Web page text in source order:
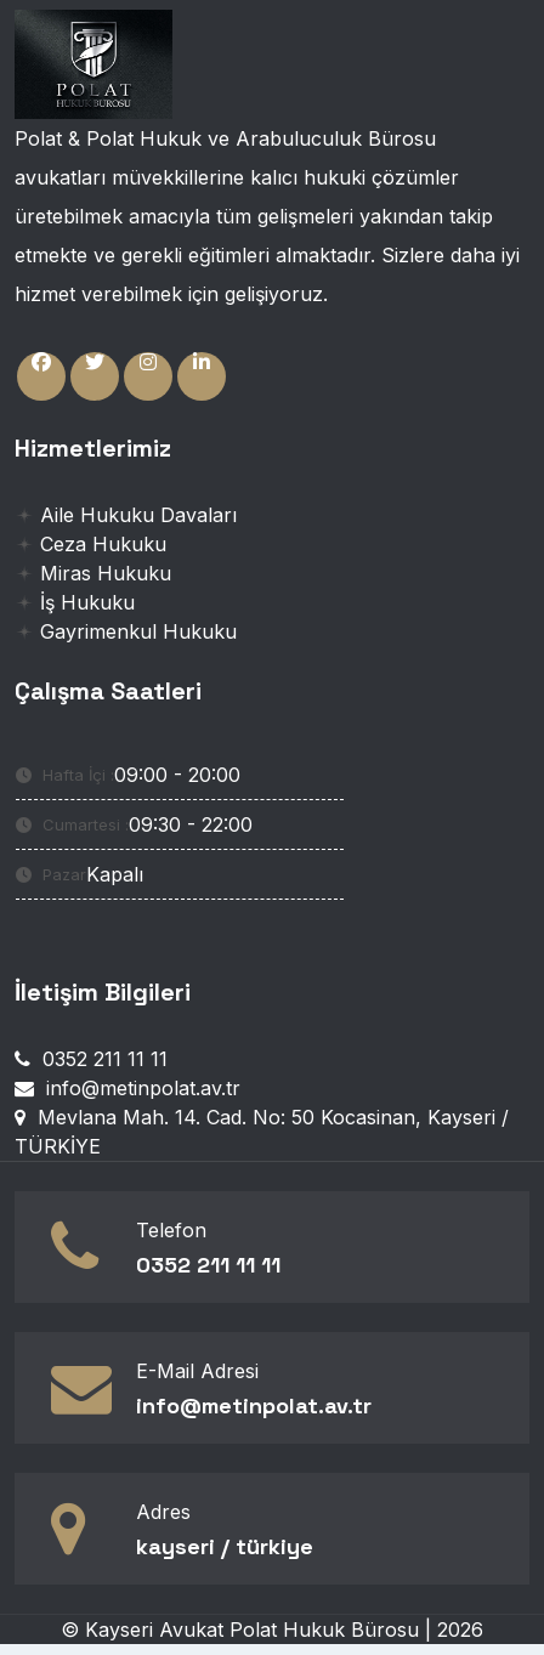
Polat & Polat Hukuk ve Arabuluculuk Bürosu
avukatları müvekkillerine kalıcı hukuki çözümler
üretebilmek amacıyla tüm gelişmeleri yakından takip
etmekte ve gerekli eğitimleri almaktadır. Sizlere daha iyi
hizmet verebilmek için gelişiyoruz.
Hizmetlerimiz
Aile Hukuku Davaları
Ceza Hukuku
Miras Hukuku
İş Hukuku
Gayrimenkul Hukuku
Çalışma Saatleri
Hafta İçi :09:00 - 20:00
Cumartesi :09:30 - 22:00
PazarKapalı
İletişim Bilgileri
0352 211 11 11
info@metinpolat.av.tr
Mevlana Mah. 14. Cad. No: 50 Kocasinan, Kayseri /
TÜRKİYE
Telefon
0352 211 11 11
E-Mail Adresi
info@metinpolat.av.tr
Adres
kayseri / türki̇ye
© Kayseri Avukat Polat Hukuk Bürosu | 2026